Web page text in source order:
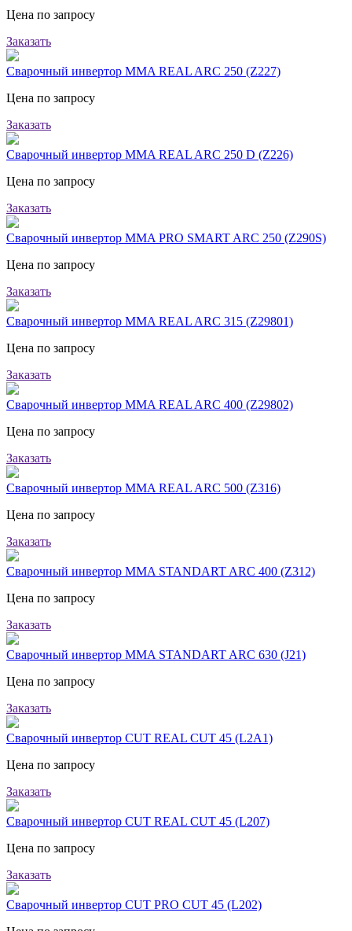
Цена по запросу
Заказать
Сварочный инвертор MMA REAL ARC 250 (Z227)
Цена по запросу
Заказать
Сварочный инвертор MMA REAL ARC 250 D (Z226)
Цена по запросу
Заказать
Сварочный инвертор MMA PRO SMART ARC 250 (Z290S)
Цена по запросу
Заказать
Сварочный инвертор MMA REAL ARC 315 (Z29801)
Цена по запросу
Заказать
Сварочный инвертор MMA REAL ARC 400 (Z29802)
Цена по запросу
Заказать
Сварочный инвертор MMA REAL ARC 500 (Z316)
Цена по запросу
Заказать
Сварочный инвертор MMA STANDART ARC 400 (Z312)
Цена по запросу
Заказать
Сварочный инвертор MMA STANDART ARC 630 (J21)
Цена по запросу
Заказать
Сварочный инвертор CUT REAL CUT 45 (L2А1)
Цена по запросу
Заказать
Сварочный инвертор CUT REAL CUT 45 (L207)
Цена по запросу
Заказать
Сварочный инвертор CUT PRO CUT 45 (L202)